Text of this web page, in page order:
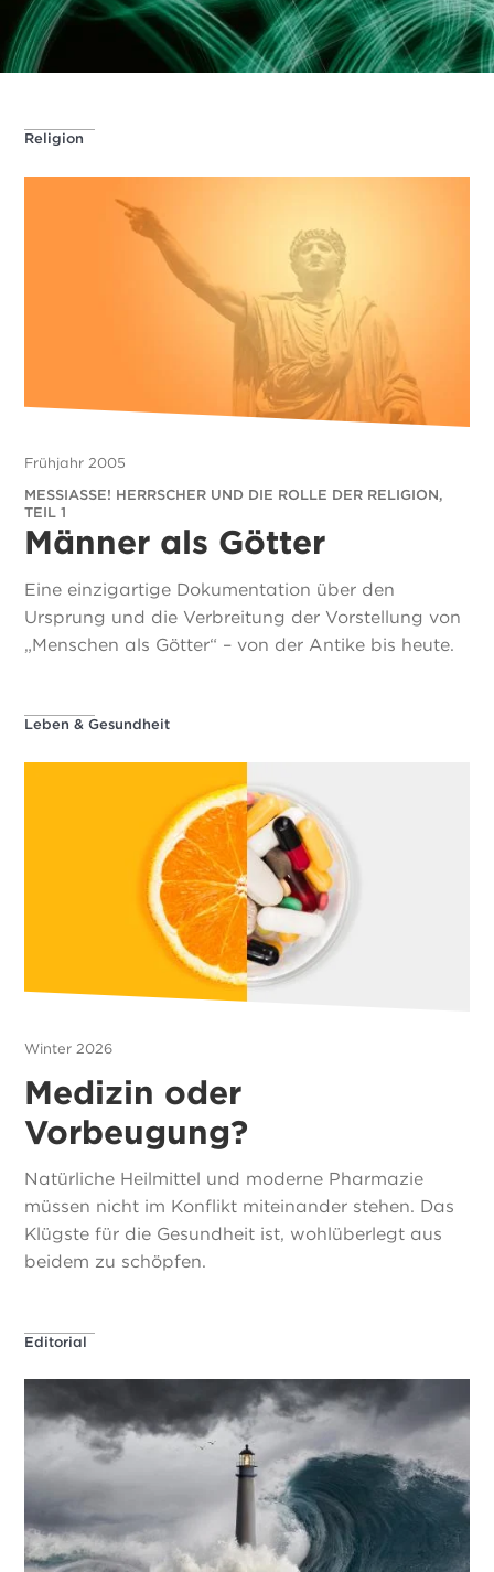
Religion
Frühjahr 2005
MESSIASSE! HERRSCHER UND DIE ROLLE DER RELIGION,
TEIL 1
Männer als Götter
Eine einzigartige Dokumentation über den
Ursprung und die Verbreitung der Vorstellung von
„Menschen als Götter“ – von der Antike bis heute.
Leben & Gesundheit
Winter 2026
Medizin oder
Vorbeugung?
Natürliche Heilmittel und moderne Pharmazie
müssen nicht im Konflikt miteinander stehen. Das
Klügste für die Gesundheit ist, wohlüberlegt aus
beidem zu schöpfen.
Editorial